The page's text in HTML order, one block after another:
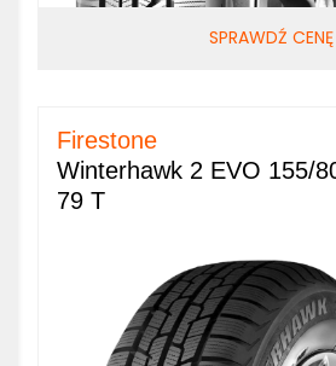
SPRAWDŹ CENĘ
Firestone
Winterhawk 2 EVO 155/
79 T